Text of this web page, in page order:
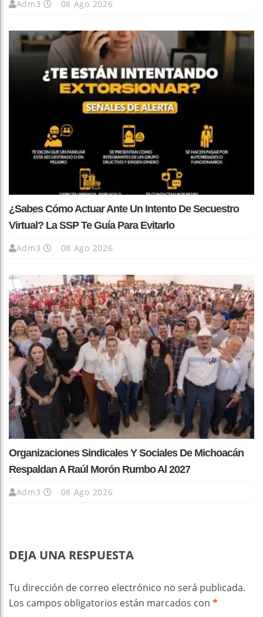
Adm3 08 Ago 2026
¿Sabes Cómo Actuar Ante Un Intento De Secuestro
Virtual? La SSP Te Guía Para Evitarlo
Adm3 08 Ago 2026
Organizaciones Sindicales Y Sociales De Michoacán
Respaldan A Raúl Morón Rumbo Al 2027
Adm3 08 Ago 2026
DEJA UNA RESPUESTA
Tu dirección de correo electrónico no será publicada.
Los campos obligatorios están marcados con *